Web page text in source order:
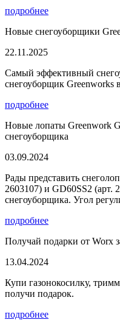
подробнее
Новые снегоуборщики
22.11.2025
Самый эффективный
снегоуборщик Greenworks
подробнее
Новые лопаты Greenwork
снегоуборщика
03.09.2024
Рады представить
2603107) и GD60SS2 (арт.
снегоуборщика. Угол
подробнее
Получай подарки от Worx
13.04.2024
Купи газонокосилку,
получи подарок.
подробнее